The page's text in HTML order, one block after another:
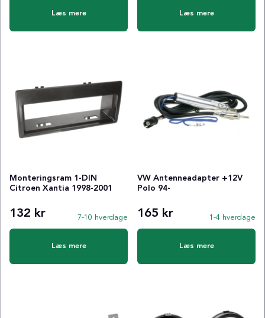
Læs mere Læs mere
Monteringsram 1-DIN
Citroen Xantia 1998-2001
132 kr 7-10 hverdage
Læs mere
VW Antenneadapter +12V
Polo 94-
165 kr 1-4 hverdage
Læs mere